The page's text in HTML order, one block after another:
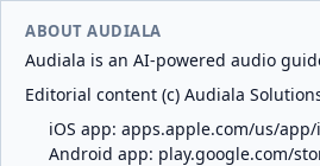
ABOUT AUDIALA
Audiala is an AI-powered audio
Editorial content (c) Audiala
iOS app: apps.apple.com/us/app/
Android app: play.google.com/